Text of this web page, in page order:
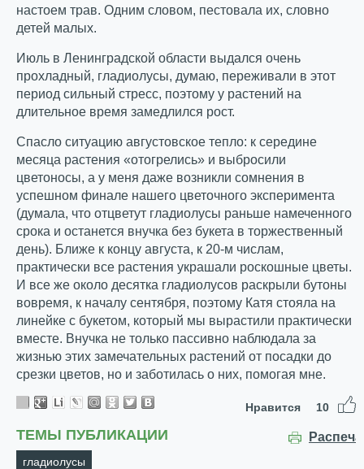
настоем трав. Одним словом, пестовала их, словно
детей малых.
Июль в Ленинградской области выдался очень
прохладный, гладиолусы, думаю, переживали в этот
период сильный стресс, поэтому у растений на
длительное время замедлился рост.
Спасло ситуацию августовское тепло: к середине
месяца растения «отогрелись» и выбросили
цветоносы, а у меня даже возникли сомнения в
успешном финале нашего цветочного эксперимента
(думала, что отцветут гладиолусы раньше намеченного
срока и останется внучка без букета в торжественный
день). Ближе к концу августа, к 20-м числам,
практически все растения украшали роскошные цветы.
И все же около десятка гладиолусов раскрыли бутоны
вовремя, к началу сентября, поэтому Катя стояла на
линейке с букетом, который мы вырастили практически
вместе. Внучка не только пассивно наблюдала за
жизнью этих замечательных растений от посадки до
срезки цветов, но и заботилась о них, помогая мне.
Нравится 10
ТЕМЫ ПУБЛИКАЦИИ
гладиолусы